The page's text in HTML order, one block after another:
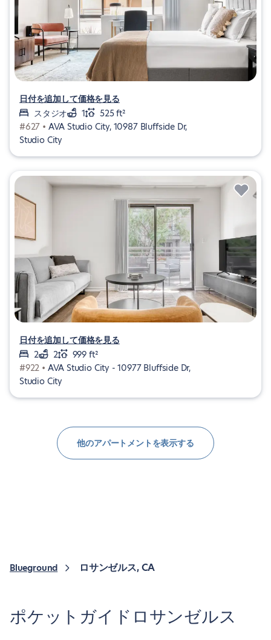
日付を追加して価格を見る
スタジオ
1
525 ft²
#627 • AVA Studio City, 10987 Bluffside Dr,
Studio City
日付を追加して価格を見る
2
2
999 ft²
#922 • AVA Studio City - 10977 Bluffside Dr,
Studio City
他のアパートメントを表示する
Blueground ロサンゼルス, CA
ポケットガイドロサンゼルス